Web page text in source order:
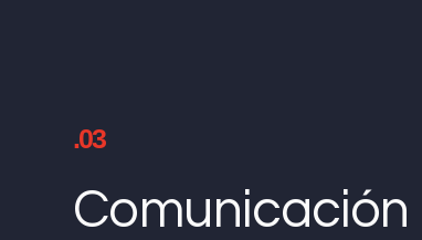
.03
Comunicación